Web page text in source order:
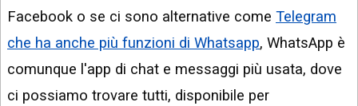
APPS
WINDOWS
Facebook o se ci sono alternative come Telegram
che ha anche più funzioni di Whatsapp, WhatsApp è
comunque l'app di chat e messaggi più usata, dove
ci possiamo trovare tutti, disponibile per